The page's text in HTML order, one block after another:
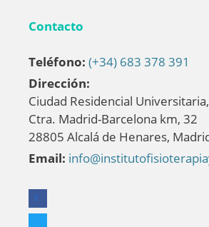
Contacto
Teléfono: (+34) 683 378 391
Dirección:
Ciudad Residencial
Ctra. Madrid-Barcelona km, 32
28805 Alcalá de Henares,
Email:
facebook
twitter